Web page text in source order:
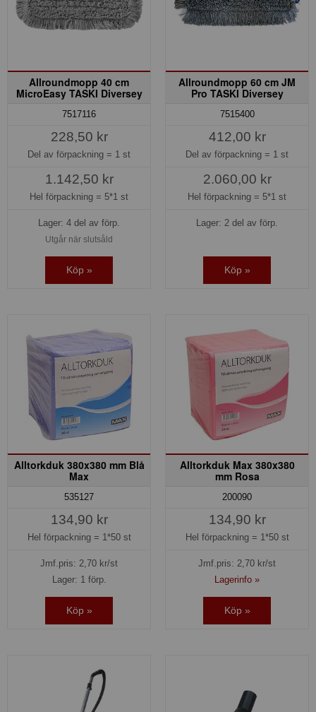
Allroundmopp 40 cm
MicroEasy TASKI Diversey
7517116
228,50 kr
Del av förpackning = 1 st
1.142,50 kr
Hel förpackning = 5*1 st
Lager: 4 del av förp.
Utgår när slutsåld
Köp »
Allroundmopp 60 cm JM
Pro TASKI Diversey
7515400
412,00 kr
Del av förpackning = 1 st
2.060,00 kr
Hel förpackning = 5*1 st
Lager: 2 del av förp.
Köp »
Alltorkduk 380x380 mm Blå
Max
535127
134,90 kr
Hel förpackning = 1*50 st
Jmf.pris: 2,70 kr/st
Lager: 1 förp.
Köp »
Alltorkduk Max 380x380
mm Rosa
200090
134,90 kr
Hel förpackning = 1*50 st
Jmf.pris: 2,70 kr/st
Lagerinfo »
Köp »